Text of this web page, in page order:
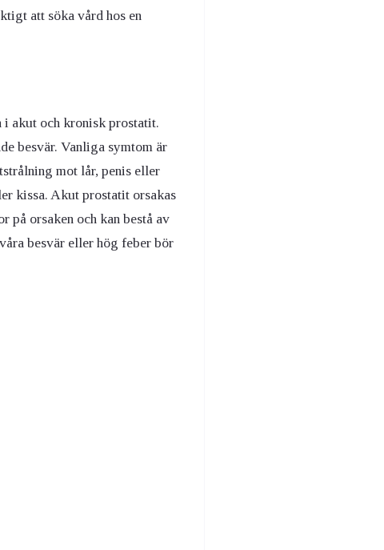
att söka vård hos en
i akut och kronisk prostatit.
besvär. Vanliga symtom är
mot lår, penis eller
kissa. Akut prostatit orsakas
på orsaken och kan bestå av
besvär eller hög feber bör